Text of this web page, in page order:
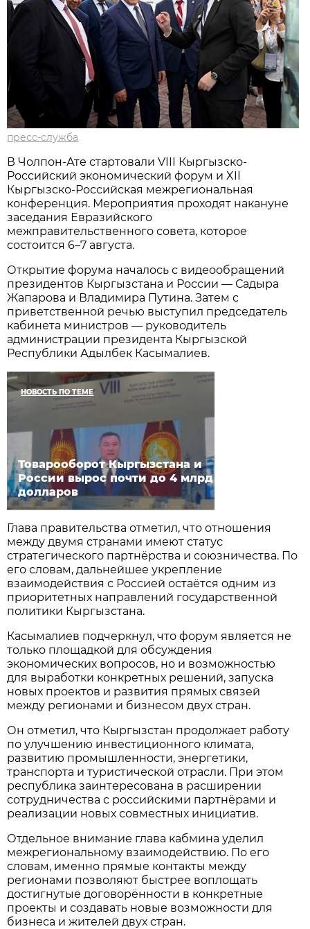
пресс-служба
В Чолпон-Ате стартовали VIII Кыргызско-
Российский экономический форум и XII
Кыргызско-Российская межрегиональная
конференция. Мероприятия проходят накануне
заседания Евразийского
межправительственного совета, которое
состоится 6–7 августа.
Открытие форума началось с видеообращений
президентов Кыргызстана и России — Садыра
Жапарова и Владимира Путина. Затем с
приветственной речью выступил председатель
кабинета министров — руководитель
администрации президента Кыргызской
Республики Адылбек Касымалиев.
НОВОСТЬ ПО ТЕМЕ
Товарооборот Кыргызстана и
России вырос почти до 4 млрд
долларов
Глава правительства отметил, что отношения
между двумя странами имеют статус
стратегического партнёрства и союзничества. По
его словам, дальнейшее укрепление
взаимодействия с Россией остаётся одним из
приоритетных направлений государственной
политики Кыргызстана.
Касымалиев подчеркнул, что форум является не
только площадкой для обсуждения
экономических вопросов, но и возможностью
для выработки конкретных решений, запуска
новых проектов и развития прямых связей
между регионами и бизнесом двух стран.
Он отметил, что Кыргызстан продолжает работу
по улучшению инвестиционного климата,
развитию промышленности, энергетики,
транспорта и туристической отрасли. При этом
республика заинтересована в расширении
сотрудничества с российскими партнёрами и
реализации новых совместных инициатив.
Отдельное внимание глава кабмина уделил
межрегиональному взаимодействию. По его
словам, именно прямые контакты между
регионами позволяют быстрее воплощать
достигнутые договорённости в конкретные
проекты и создавать новые возможности для
бизнеса и жителей двух стран.